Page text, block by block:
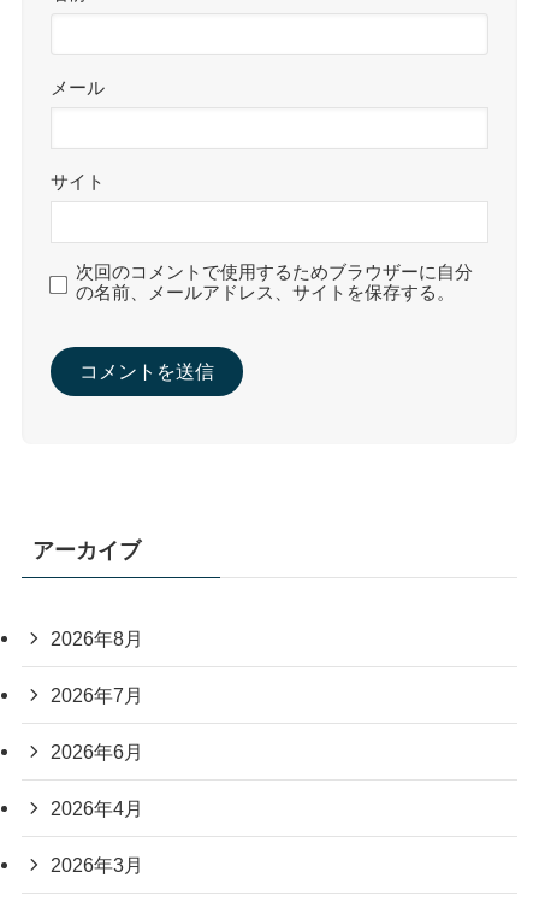
メール
サイト
次回のコメントで使用するためブラウザーに自分
の名前、メールアドレス、サイトを保存する。
アーカイブ
2026年8月
2026年7月
2026年6月
2026年4月
2026年3月